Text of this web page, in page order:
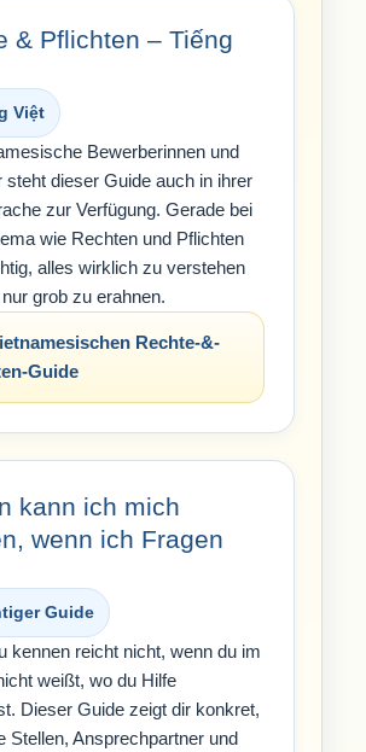
& Pflichten – Tiếng
Việt
Bewerberinnen und
steht dieser Guide auch in ihrer
zur Verfügung. Gerade bei
wie Rechten und Pflichten
alles wirklich zu verstehen
grob zu erahnen.
Rechte-&-
Guide
kann ich mich
wenn ich Fragen
Guide
kennen reicht nicht, wenn du im
weißt, wo du Hilfe
Dieser Guide zeigt dir konkret,
Stellen, Ansprechpartner und